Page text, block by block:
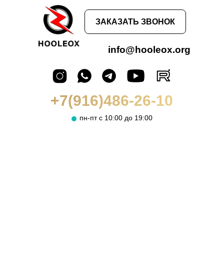
+7(916)486-26-10
info@hooleox.org
пн-пт с 10:00 до 19:00
ЗАКАЗАТЬ ЗВОНОК